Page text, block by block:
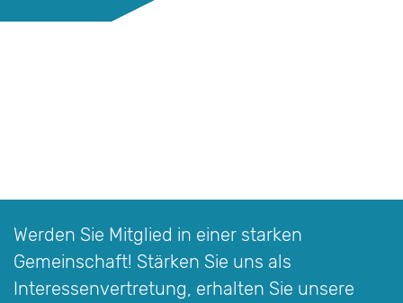
Werden Sie Mitglied in einer starken
Gemeinschaft! Stärken Sie uns als
Interessen­vertretung, erhalten Sie unsere